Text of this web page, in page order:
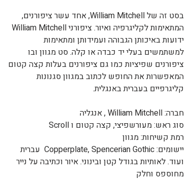
בסט זה שלWilliam Mitchell, אחד עשר ציפורנים,
המתאימות לקליגרפיה ואיור. ציפורניWilliam Mitchell
ידועות באיכותן הגבוהה ועמידותן ומתאימות
למשתמשים בעלי יד כבדה או קלה. סט מגוון ובו
ציפורנים שפיציות כמו גם ציפורנים בעלות קצה קטום
המאפשרות את החופש לכתוב במגוון סגנונות
קליגרפיים בעברית באנגלית.
חברה:William Mitchell, אנגליה
סוג ראש: מעורשפיצי, קצה קטום ו
רמת קשיחות: מגוון
יישומים:
Copperplate, SpencerianGothic
עברית
ועוד. לאותיות בגודל קטן ובינוני.איור וכתיבה על נייר
מחוספס וחלק